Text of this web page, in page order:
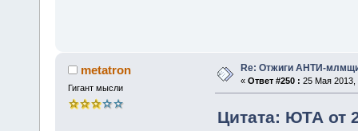
metatron
Гигант мысли
Re: Отжиги АНТИ-
« Ответ #250 : 25 Мая 2013,
Цитата: ЮТА от